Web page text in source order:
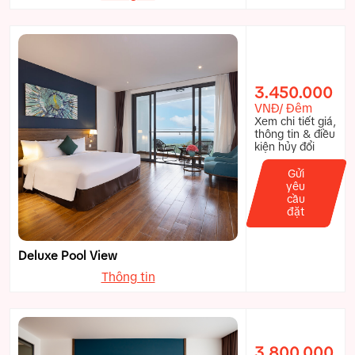
Deluxe Pool View
Thông tin
3.450.000
VNĐ/ Đêm
Xem chi tiết giá,
thông tin & điều
kiện hủy đổi
Gửi
yêu
cầu
đặt